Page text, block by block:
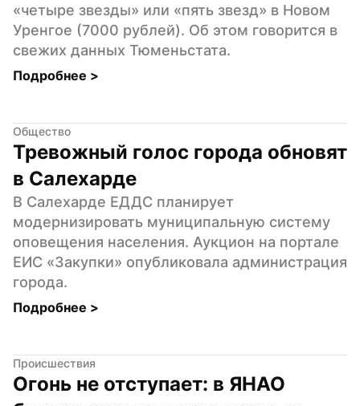
«четыре звезды» или «пять звезд» в Новом
Уренгое (7000 рублей). Об этом говорится в
свежих данных Тюменьстата.
Подробнее >
Общество
Тревожный голос города обновят
в Салехарде
В Салехарде ЕДДС планирует
модернизировать муниципальную систему
оповещения населения. Аукцион на портале
ЕИС «Закупки» опубликовала администрация
города.
Подробнее >
Происшествия
Огонь не отступает: в ЯНАО